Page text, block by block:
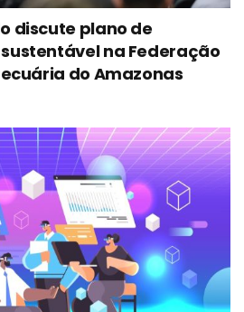
discute plano de
na Federação
do Amazonas